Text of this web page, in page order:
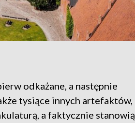
odkażane, a następnie
tysiące innych artefaktów,
a faktycznie stanowią